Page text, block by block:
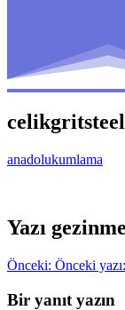
celikgritsteel
anadolukumlama
Yazı
Önceki: Önceki yazı:
Bir yanıt yazın